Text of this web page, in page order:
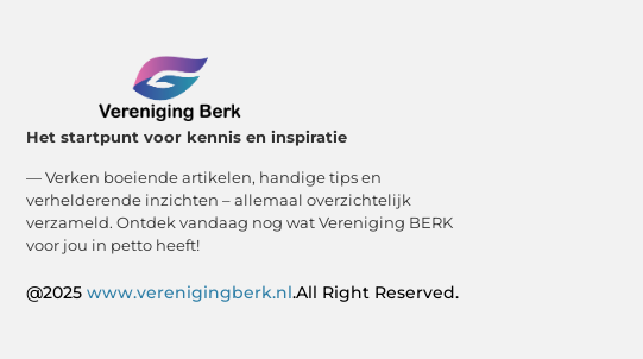
Het startpunt voor kennis en inspiratie
— Verken boeiende artikelen, handige tips en
verhelderende inzichten – allemaal overzichtelijk
verzameld. Ontdek vandaag nog wat Vereniging BERK
voor jou in petto heeft!
@2025 www.verenigingberk.nl.All Right Reserved.